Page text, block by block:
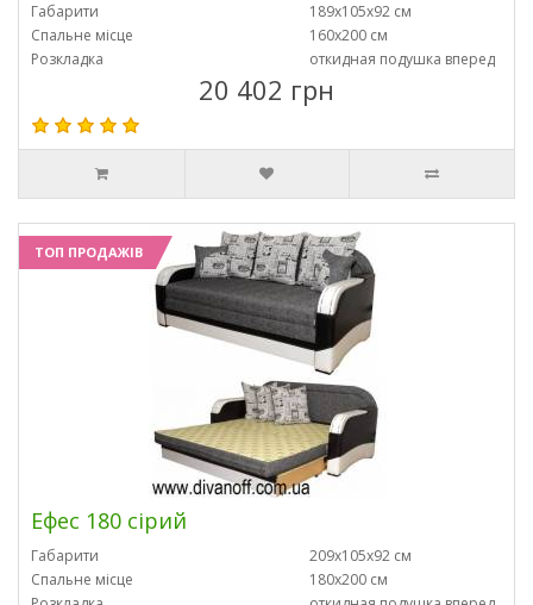
Габарити
189х105х92 см
Спальне місце
160х200 см
Розкладка
откидная подушка вперед
20 402 грн
ТОП ПРОДАЖІВ
Ефес 180 сірий
Габарити
209х105х92 см
Спальне місце
180х200 см